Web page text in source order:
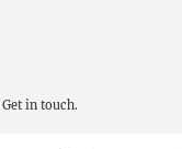
Get in touch.